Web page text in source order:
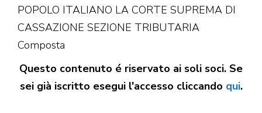
POPOLO ITALIANO LA CORTE SUPREMA DI
CASSAZIONE SEZIONE TRIBUTARIA
Composta
Questo contenuto é riservato ai soli soci. Se
sei già iscritto esegui l'accesso cliccando qui.